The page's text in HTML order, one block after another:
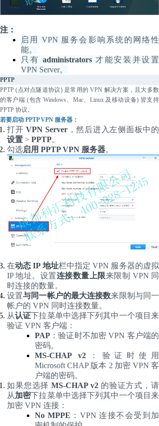
注：
启用
VPN 服务会影响系统的网络性
能。
只有 administrators 才能安装并设置
VPN Server。
PPTP
PPTP (点对点隧道协议) 是常用的 VPN 解决方案，且大多数
的客户端 (包含 Windows、Mac、Linux 及移动设备) 皆支持
PPTP 协议。
若要启动 PPTP VPN 服务器：
打开 VPN Server，然后进入左侧面板中的
设置 > PPTP。
勾选启用 PPTP VPN 服务器。
在动态 IP 地址栏中指定 VPN 服务器的虚拟
IP 地址。设置连接数量上限来限制 VPN 同
时连接的数量。
设置与同一帐户的最大连接数来限制与同一
帐户的 VPN 同时连接数量。
从认证下拉菜单中选择下列其中一个项目来
验证 VPN 客户端：
PAP ：验证时不加密 VPN 客户端的
密码。
MS-CHAP v2：验证时使用
Microsoft CHAP 版本 2 加密 VPN 客
户端的密码。
如果您选择 MS-CHAP v2 的验证方式，请
从加密下拉菜单中选择下列其中一个项目来
加密 VPN 连接：
No MPPE ： VPN 连接不会受到加